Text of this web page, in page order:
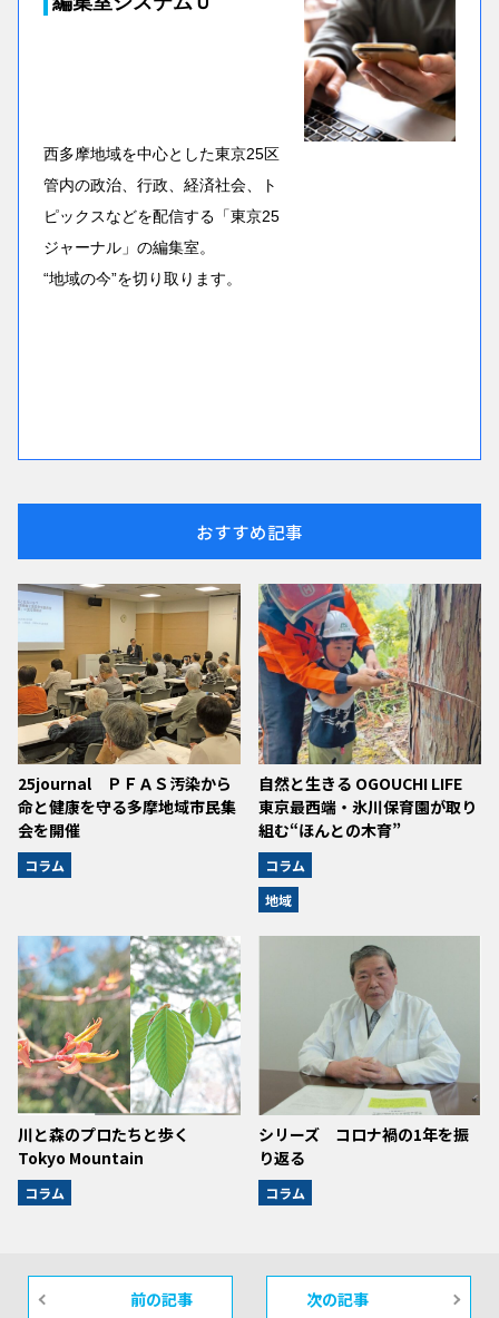
西多摩地域を中心とした東京25区
管内の政治、行政、経済社会、ト
ピックスなどを配信する「東京25
ジャーナル」の編集室。
“地域の今”を切り取ります。
おすすめ記事
25journal ＰＦＡＳ汚染から
命と健康を守る多摩地域市民集
会を開催
コラム
自然と生きる OGOUCHI LIFE
東京最西端・氷川保育園が取り
組む“ほんとの木育”
コラム
地域
川と森のプロたちと歩く
Tokyo Mountain
コラム
シリーズ コロナ禍の1年を振
り返る
コラム
前の記事 次の記事